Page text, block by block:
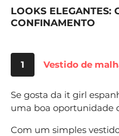
LOOKS ELEGANTES:
CONFINAMENTO
1 Vestido de
Se gosta da it girl
uma boa oportunidade
Com um simples